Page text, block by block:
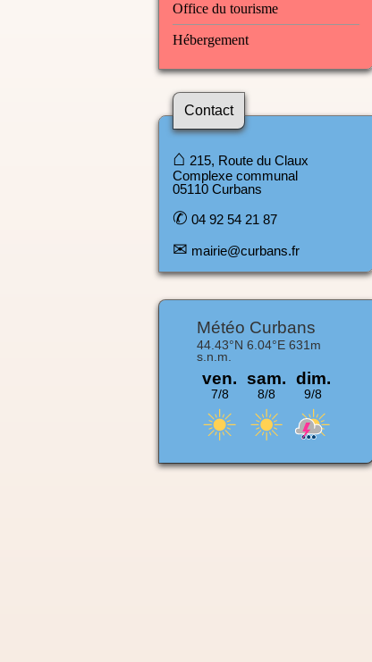
Office du tourisme
Hébergement
Contact
⌂ 215, Route du Claux
Complexe communal
05110 Curbans
✆ 04 92 54 21 87
✉ mairie@curbans.fr